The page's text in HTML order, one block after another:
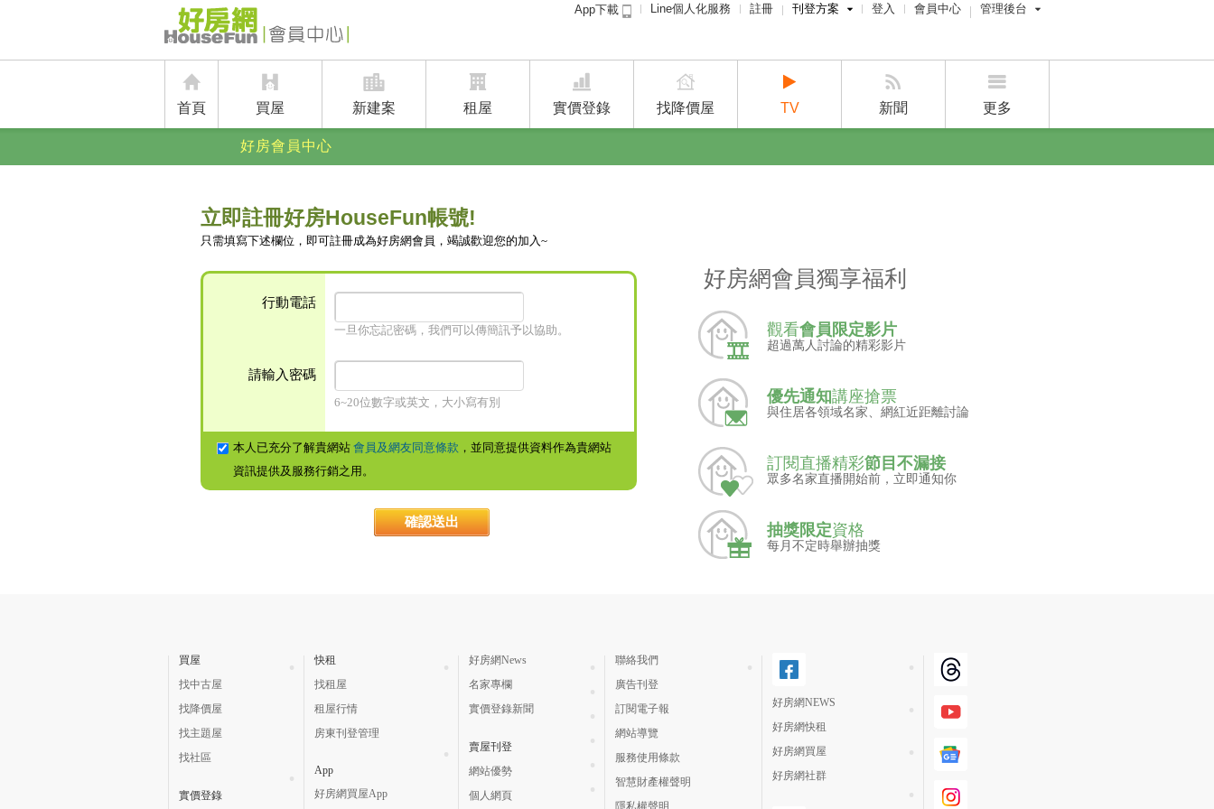
App下載 Line個人化服務 註冊 刊登方案
賣屋刊登
登入 會員中心 管理後台
經紀人員管理後台
首頁 買屋 新建案 租屋 實價登錄 找降價屋 TV 新聞 更多
好房會員中心
立即註冊好房HouseFun帳號!
只需填寫下述欄位，即可註冊成為好房網會員，竭誠歡迎您的加入~
行動電話
一旦你忘記密碼，我們可以傳簡訊予以協助。
請輸入密碼
6~20位數字或英文，大小寫有別
本人已充分了解貴網站 會員及網友同意條款 ，並同意提供資料作為貴網站
資訊提供及服務行銷之用。
好房網會員獨享福利
觀看會員限定影片
超過萬人討論的精彩影片
優先通知講座搶票
與住居各領域名家、網紅近距離討論
訂閱直播精彩節目不漏接
眾多名家直播開始前，立即通知你
抽獎限定資格
每月不定時舉辦抽獎
買屋
找中古屋
找降價屋
找主題屋
找社區
實價登錄
快租
找租屋
租屋行情
房東刊登管理
App
好房網買屋App
好房網News
名家專欄
實價登錄新聞
賣屋刊登
網站優勢
個人網頁
聯絡我們
廣告刊登
訂閱電子報
網站導覽
服務使用條款
智慧財產權聲明
隱私權聲明
好房網NEWS
好房網快租
好房網買屋
好房網社群